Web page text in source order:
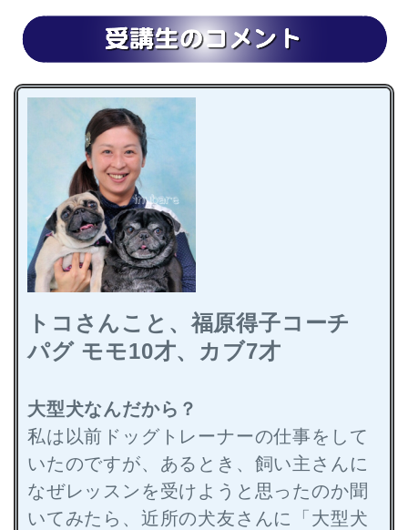
トコさんこと、福原得子コーチ
パグ モモ10才、カブ7才
大型犬なんだから？
私は以前ドッグトレーナーの仕事をして
いたのですが、あるとき、飼い主さんに
なぜレッスンを受けようと思ったのか聞
いてみたら、近所の犬友さんに「大型犬